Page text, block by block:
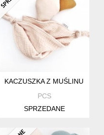
PIERWSZA
KACZUSZKA Z MUŚLINU - NA
PCS
SPRZEDANE